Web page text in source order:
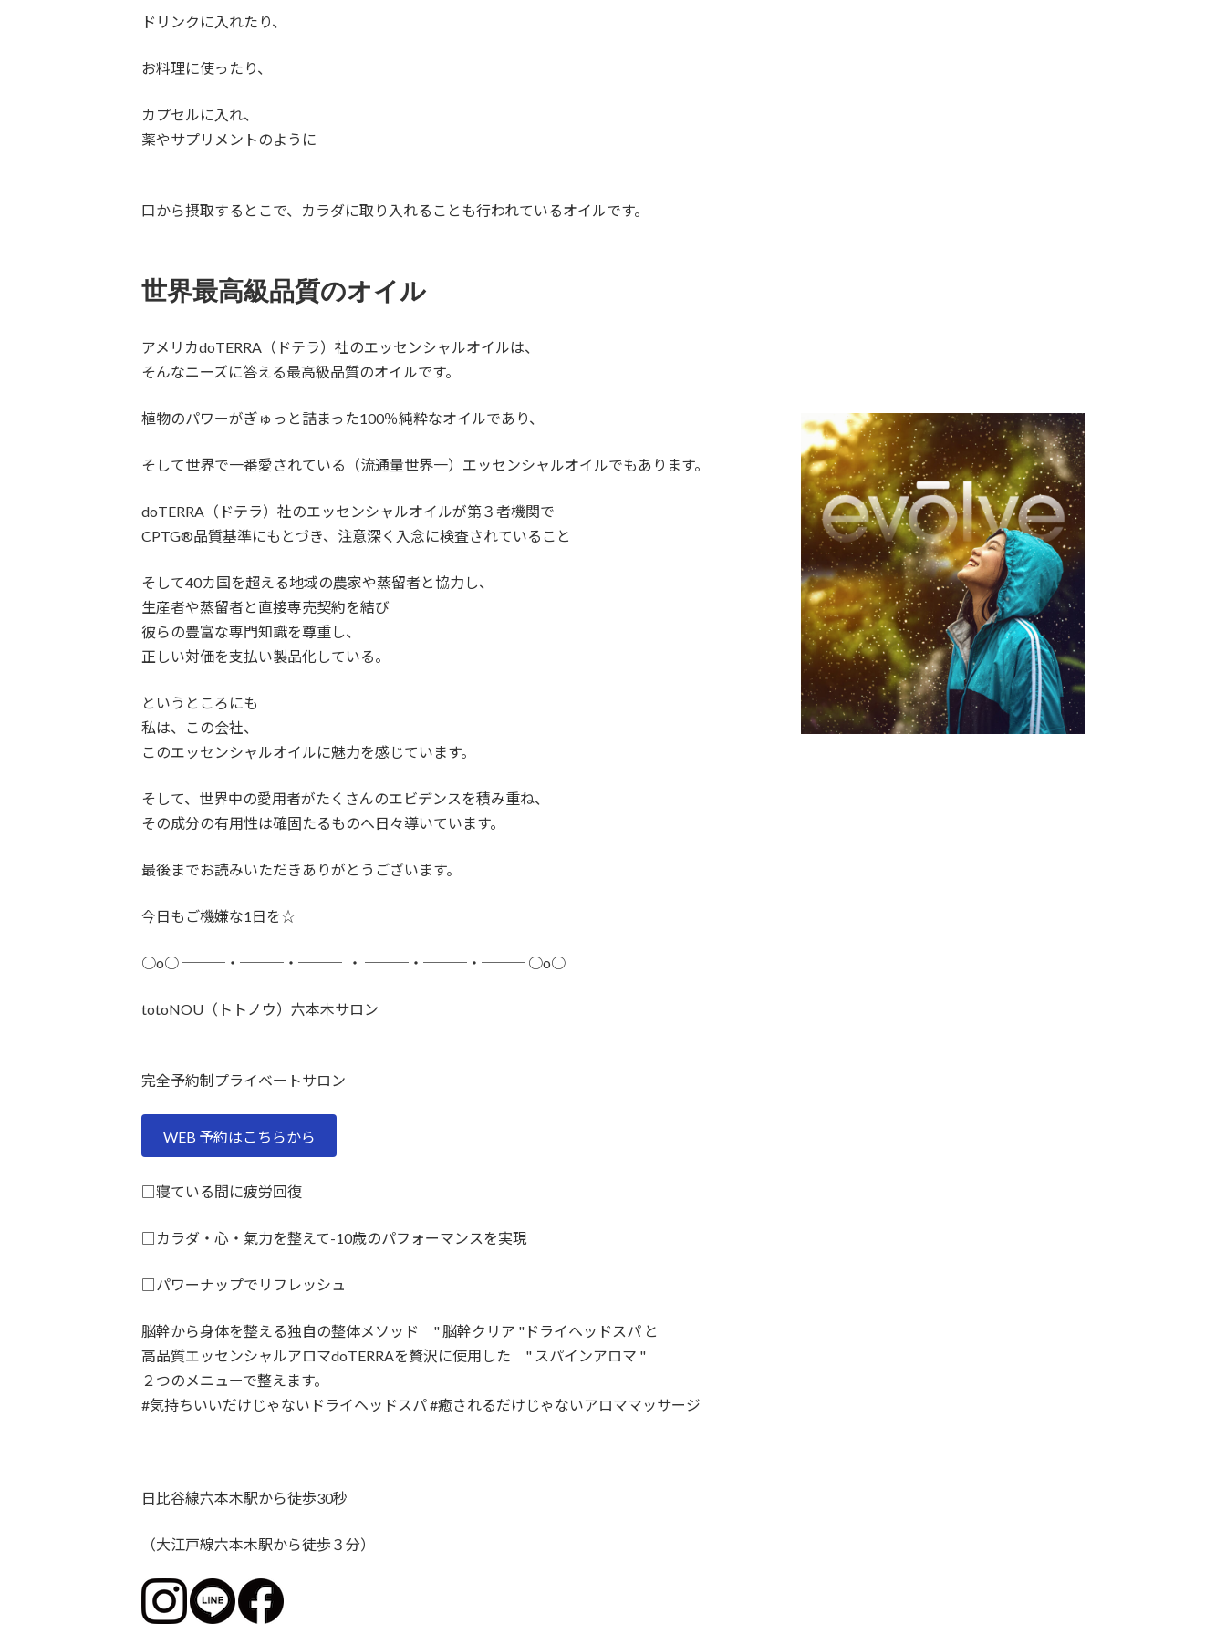
ドリンクに入れたり、
お料理に使ったり、
カプセルに入れ、
薬やサプリメントのように
口から摂取するとこで、カラダに取り入れることも行われているオイルです。
世界最高級品質のオイル
アメリカdoTERRA（ドテラ）社のエッセンシャルオイルは、
そんなニーズに答える最高級品質のオイルです。
植物のパワーがぎゅっと詰まった100％純粋なオイルであり、
そして世界で一番愛されている（流通量世界一）エッセンシャルオイルでもあります。
doTERRA（ドテラ）社のエッセンシャルオイルが第３者機関で
CPTG®品質基準にもとづき、注意深く入念に検査されていること
そして40カ国を超える地域の農家や蒸留者と協力し、
生産者や蒸留者と直接専売契約を結び
彼らの豊富な専門知識を尊重し、
正しい対価を支払い製品化している。
というところにも
私は、この会社、
このエッセンシャルオイルに魅力を感じています。
そして、世界中の愛用者がたくさんのエビデンスを積み重ね、
その成分の有用性は確固たるものへ日々導いています。
最後までお読みいただきありがとうございます。
今日もご機嫌な1日を☆
○o○ ───・───・─── ・ ───・───・─── ○o○
totoNOU（トトノウ）六本木サロン
完全予約制プライベートサロン
WEB 予約はこちらから
□寝ている間に疲労回復
□カラダ・心・氣力を整えて-10歳のパフォーマンスを実現
□パワーナップでリフレッシュ
脳幹から身体を整える独自の整体メソッド " 脳幹クリア "ドライヘッドスパ と
高品質エッセンシャルアロマdoTERRAを贅沢に使用した " スパインアロマ "
２つのメニューで整えます。
#気持ちいいだけじゃないドライヘッドスパ #癒されるだけじゃないアロママッサージ
日比谷線六本木駅から徒歩30秒
（大江戸線六本木駅から徒歩３分）